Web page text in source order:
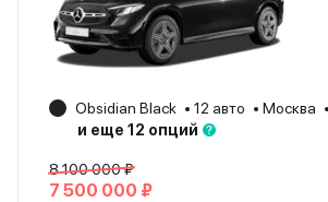
Obsidian Black 12 авто Москва
и еще 12 опций
8 100 000 ₽
7 500 000 ₽